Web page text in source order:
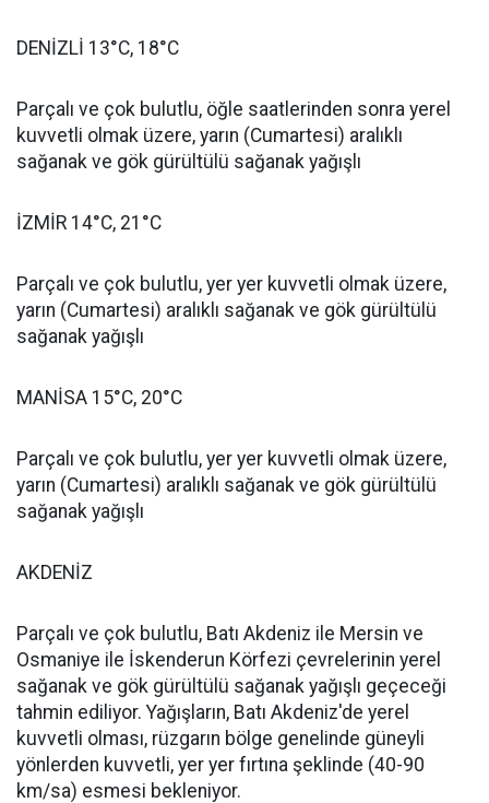
DENİZLİ 13°C, 18°C
Parçalı ve çok bulutlu, öğle saatlerinden sonra yerel
kuvvetli olmak üzere, yarın (Cumartesi) aralıklı
sağanak ve gök gürültülü sağanak yağışlı
İZMİR 14°C, 21°C
Parçalı ve çok bulutlu, yer yer kuvvetli olmak üzere,
yarın (Cumartesi) aralıklı sağanak ve gök gürültülü
sağanak yağışlı
MANİSA 15°C, 20°C
Parçalı ve çok bulutlu, yer yer kuvvetli olmak üzere,
yarın (Cumartesi) aralıklı sağanak ve gök gürültülü
sağanak yağışlı
AKDENİZ
Parçalı ve çok bulutlu, Batı Akdeniz ile Mersin ve
Osmaniye ile İskenderun Körfezi çevrelerinin yerel
sağanak ve gök gürültülü sağanak yağışlı geçeceği
tahmin ediliyor. Yağışların, Batı Akdeniz'de yerel
kuvvetli olması, rüzgarın bölge genelinde güneyli
yönlerden kuvvetli, yer yer fırtına şeklinde (40-90
km/sa) esmesi bekleniyor.